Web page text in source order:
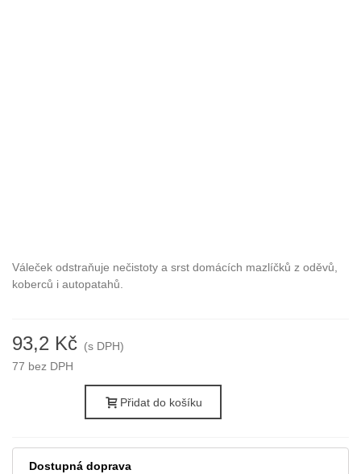
Váleček odstraňuje nečistoty a srst domácích mazlíčků z oděvů,
koberců i autopatahů.
93,2 Kč (s DPH)
77 bez DPH
Přidat do košíku
Dostupná doprava